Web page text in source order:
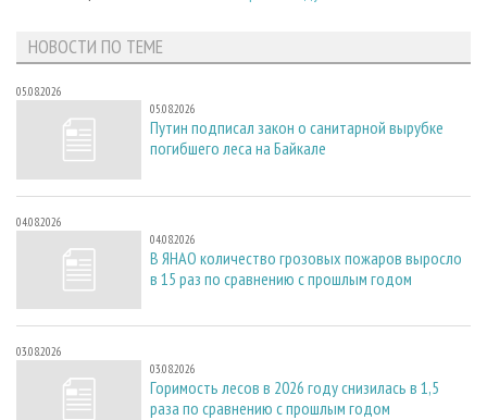
НОВОСТИ ПО ТЕМЕ
05.08.2026
05.08.2026
Путин подписал закон о санитарной вырубке
погибшего леса на Байкале
04.08.2026
04.08.2026
В ЯНАО количество грозовых пожаров выросло
в 15 раз по сравнению с прошлым годом
03.08.2026
03.08.2026
Горимость лесов в 2026 году снизилась в 1,5
раза по сравнению с прошлым годом